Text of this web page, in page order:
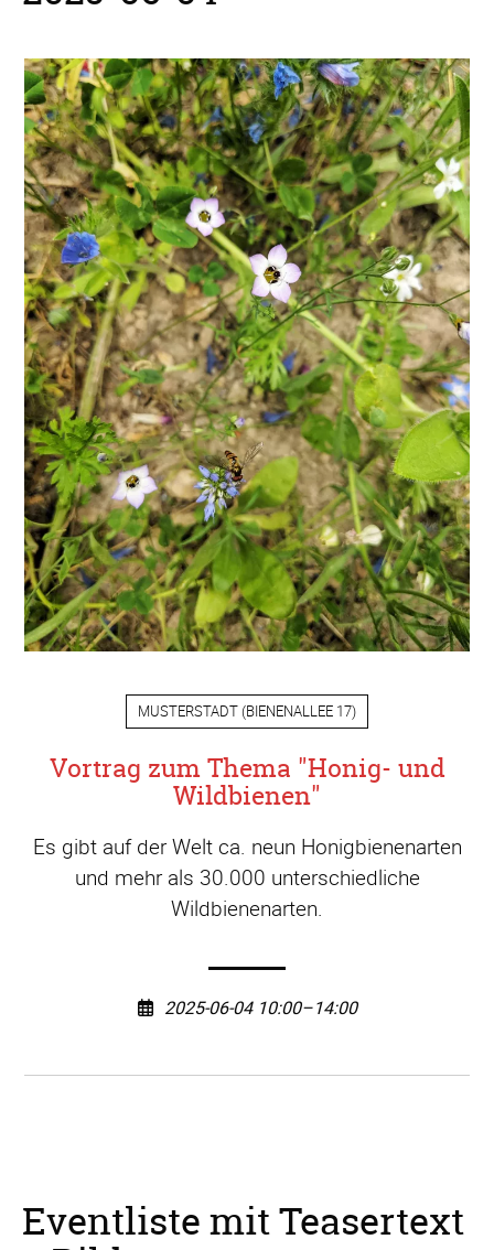
MUSTERSTADT (BIENENALLEE 17)
Vortrag zum Thema "Honig- und
Wildbienen"
Es gibt auf der Welt ca. neun Honigbienenarten
und mehr als 30.000 unterschiedliche
Wildbienenarten.
2025-06-04 10:00–14:00
Eventliste mit Teasertext